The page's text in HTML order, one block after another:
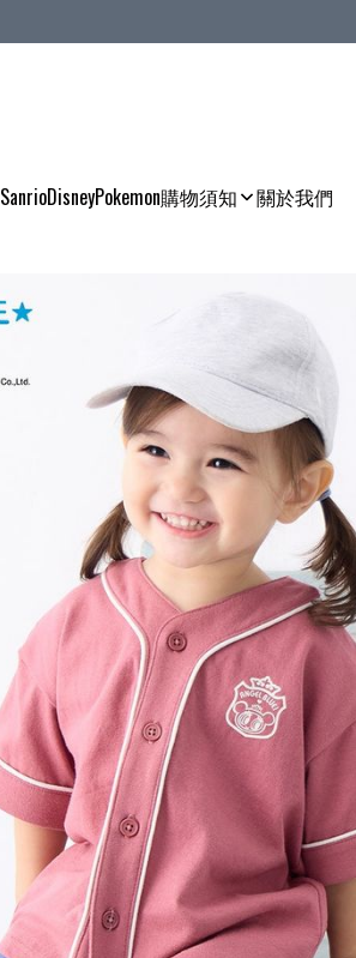
SanrioDisneyPokemon購物須知 關於我們